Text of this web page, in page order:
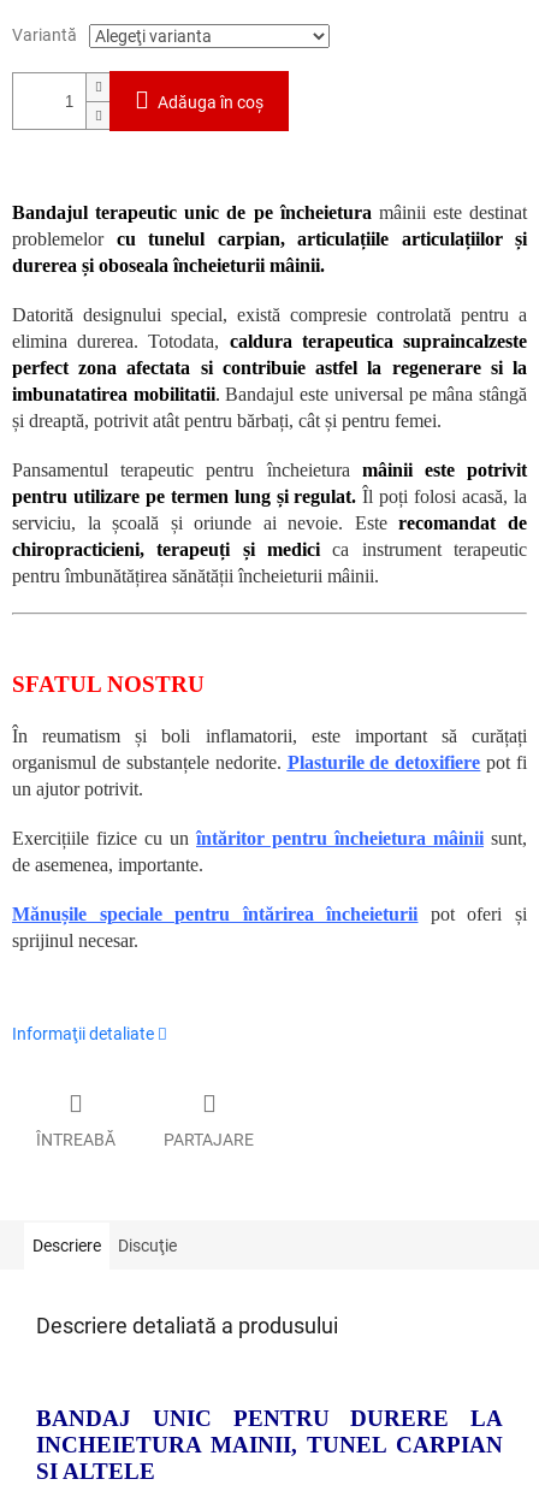
Variantă
Adăuga în coş
Bandajul terapeutic unic de pe încheietura mâinii este destinat
problemelor cu tunelul carpian, articulațiile articulațiilor și
durerea și oboseala încheieturii mâinii.
Datorită designului special, există compresie controlată pentru a
elimina durerea. Totodata, caldura terapeutica supraincalzeste
perfect zona afectata si contribuie astfel la regenerare si la
imbunatatirea mobilitatii. Bandajul este universal pe mâna stângă
și dreaptă, potrivit atât pentru bărbați, cât și pentru femei.
Pansamentul terapeutic pentru încheietura mâinii este potrivit
pentru utilizare pe termen lung și regulat. Îl poți folosi acasă, la
serviciu, la școală și oriunde ai nevoie. Esterecomandat de
chiropracticieni, terapeuți și medici ca instrument terapeutic
pentru îmbunătățirea sănătății încheieturii mâinii.
SFATUL NOSTRU
În reumatism și boli inflamatorii, este important să curățați
organismul de substanțele nedorite. Plasturile de detoxifiere pot fi
un ajutor potrivit.
Exercițiile fizice cu unîntăritor pentru încheietura mâinii sunt,
de asemenea, importante.
Mănușile speciale pentru întărirea încheieturii pot oferi și
sprijinul necesar.
Informaţii detaliate
ÎNTREABĂ PARTAJARE
Descriere Discuţie
Descriere detaliată a produsului
BANDAJ UNIC PENTRU DURERE LA
INCHEIETURA MAINII, TUNEL CARPIAN
SI ALTELE